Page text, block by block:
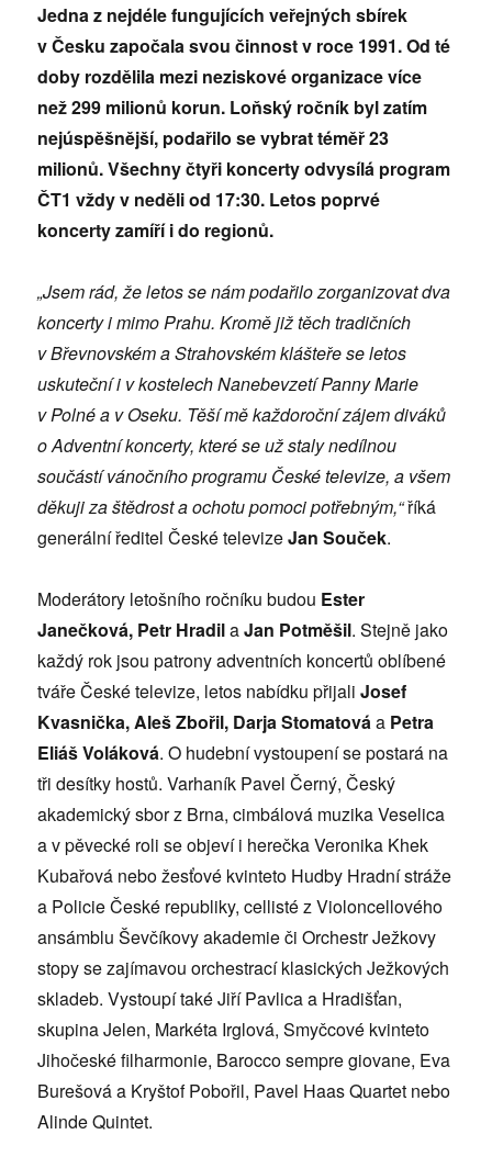
Jedna z nejdéle fungujících veřejných sbírek
v Česku započala svou činnost v roce 1991. Od té
doby rozdělila mezi neziskové organizace více
než 299 milionů korun. Loňský ročník byl zatím
nejúspěšnější, podařilo se vybrat téměř 23
milionů. Všechny čtyři koncerty odvysílá program
ČT1 vždy v neděli od 17:30. Letos poprvé
koncerty zamíří i do regionů.
„Jsem rád, že letos se nám podařilo zorganizovat dva
koncerty i mimo Prahu. Kromě již těch tradičních
v Břevnovském a Strahovském klášteře se letos
uskuteční i v kostelech Nanebevzetí Panny Marie
v Polné a v Oseku. Těší mě každoroční zájem diváků
o Adventní koncerty, které se už staly nedílnou
součástí vánočního programu České televize, a všem
děkuji za štědrost a ochotu pomoci potřebným,“říká
generální ředitel ČeskételevizeJan Souček.
Moderátory letošního ročníku budou Ester
Janečková, Petr HradilaJan Potměšil. Stejně jako
každý rok jsou patrony adventních koncertů oblíbené
tváře České televize, letos nabídku přijaliJosef
Kvasnička, Aleš Zbořil, Darja Stomatováa Petra
Eliáš Voláková. O hudební vystoupení se postará na
tři desítky hostů. Varhaník Pavel Černý, Český
akademický sbor z Brna, cimbálová muzika Veselica
a v pěvecké roli se objeví i herečka Veronika Khek
Kubařová nebo žesťové kvinteto Hudby Hradní stráže
a Policie České republiky, cellisté z Violoncellového
ansámblu Ševčíkovy akademie či Orchestr Ježkovy
stopy se zajímavou orchestrací klasických Ježkových
skladeb. Vystoupí také Jiří Pavlica a Hradišťan,
skupina Jelen, Markéta Irglová, Smyčcové kvinteto
Jihočeské filharmonie, Barocco sempre giovane, Eva
Burešová a Kryštof Pobořil, Pavel Haas Quartet nebo
Alinde Quintet.